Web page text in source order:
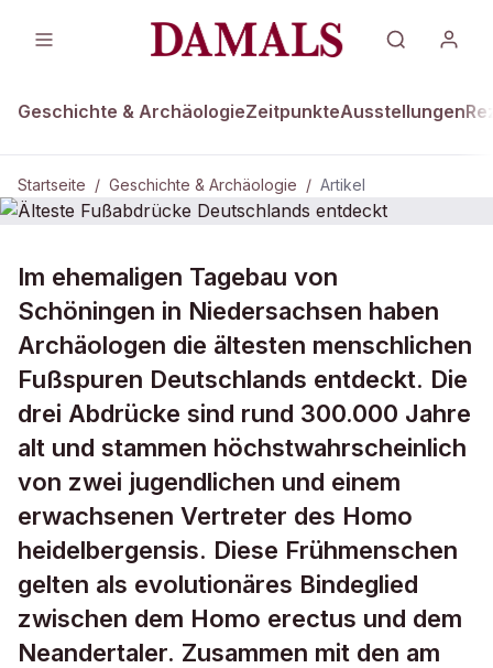
Geschichte & ArchäologieZeitpunkteAusstellungen
Startseite / Geschichte & Archäologie / Artikel
Älteste Fußabdrücke Deutschlands
entdeckt
Im ehemaligen Tagebau von
Schöningen in Niedersachsen haben
Archäologen die ältesten menschlichen
Fußspuren Deutschlands entdeckt. Die
drei Abdrücke sind rund 300.000 Jahre
alt und stammen höchstwahrscheinlich
von zwei jugendlichen und einem
erwachsenen Vertreter des Homo
heidelbergensis. Diese Frühmenschen
gelten als evolutionäres Bindeglied
zwischen dem Homo erectus und dem
Neandertaler. Zusammen mit den am